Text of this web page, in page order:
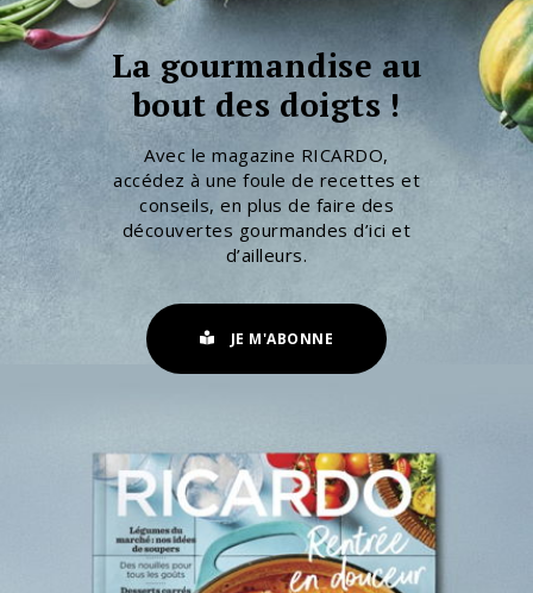
La gourmandise au
bout des doigts !
Avec le magazine RICARDO,
accédez à une foule de recettes et
conseils, en plus de faire des
découvertes gourmandes d’ici et
d’ailleurs.
JE M'ABONNE